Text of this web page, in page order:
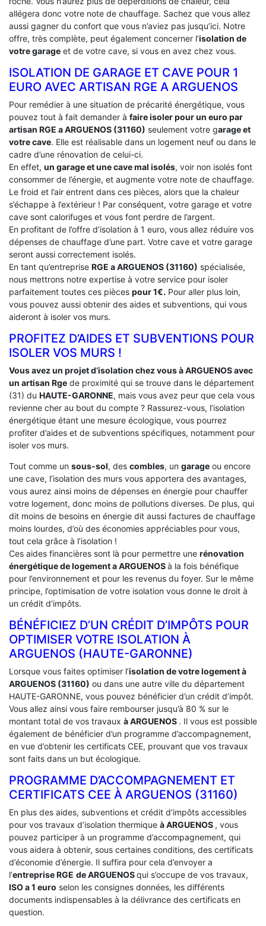
allégera donc votre note de chauffage. Sachez que vous allez
aussi gagner du confort que vous n’aviez pas jusqu’ici. Notre
offre, très complète, peut également concerner l’isolation de
votre garage et de votre cave, si vous en avez chez vous.
ISOLATION DE GARAGE ET CAVE POUR 1
EURO AVEC ARTISAN RGE A ARGUENOS
Pour remédier à une situation de précarité énergétique, vous
pouvez tout à fait demander à faire isoler pour un euro par
artisan RGE a ARGUENOS (31160) seulement votre garage et
votre cave. Elle est réalisable dans un logement neuf ou dans le
cadre d’une rénovation de celui-ci.
En effet, un garage et une cave mal isolés, voir non isolés font
consommer de l’énergie, et augmente votre note de chauffage.
Le froid et l’air entrent dans ces pièces, alors que la chaleur
s’échappe à l’extérieur ! Par conséquent, votre garage et votre
cave sont calorifuges et vous font perdre de l’argent.
En profitant de l’offre d’isolation à 1 euro, vous allez réduire vos
dépenses de chauffage d’une part. Votre cave et votre garage
seront aussi correctement isolés.
En tant qu’entreprise RGE a ARGUENOS (31160) spécialisée,
nous mettrons notre expertise à votre service pour isoler
parfaitement toutes ces pièces pour 1€. Pour aller plus loin,
vous pouvez aussi obtenir des aides et subventions, qui vous
aideront à isoler vos murs.
PROFITEZ D’AIDES ET SUBVENTIONS POUR
ISOLER VOS MURS !
Vous avez un projet d’isolation chez vous à ARGUENOS avec
un artisan Rge de proximité qui se trouve dans le département
(31) du HAUTE-GARONNE, mais vous avez peur que cela vous
revienne cher au bout du compte ? Rassurez-vous, l’isolation
énergétique étant une mesure écologique, vous pourrez
profiter d’aides et de subventions spécifiques, notamment pour
isoler vos murs.
Tout comme un sous-sol, des combles, un garage ou encore
une cave, l’isolation des murs vous apportera des avantages,
vous aurez ainsi moins de dépenses en énergie pour chauffer
votre logement, donc moins de pollutions diverses. De plus, qui
dit moins de besoins en énergie dit aussi factures de chauffage
moins lourdes, d’où des économies appréciables pour vous,
tout cela grâce à l’isolation !
Ces aides financières sont là pour permettre une rénovation
énergétique de logement aARGUENOSà la fois bénéfique
pour l’environnement et pour les revenus du foyer. Sur le même
principe, l’optimisation de votre isolation vous donne le droit à
un crédit d’impôts.
BÉNÉFICIEZ D’UN CRÉDIT D’IMPÔTS POUR
OPTIMISER VOTRE ISOLATION À
‎ARGUENOS (HAUTE-GARONNE)
Lorsque vous faites optimiser l’isolation de votre logement à
ARGUENOS (31160) ou dans une autre ville du département
HAUTE-GARONNE, vous pouvez bénéficier d’un crédit d’impôt.
Vous allez ainsi vous faire rembourser jusqu’à 80 % sur le
montant total de vos travaux à ARGUENOS . Il vous est possible
également de bénéficier d’un programme d’accompagnement,
en vue d’obtenir les certificats CEE, prouvant que vos travaux
sont faits dans un but écologique.
PROGRAMME D’ACCOMPAGNEMENT ET
CERTIFICATS CEE À ‎ARGUENOS (31160)
En plus des aides, subventions et crédit d’impôts accessibles
pour vos travaux d’isolation thermique à ARGUENOS , vous
pouvez participer à un programme d’accompagnement, qui
vous aidera à obtenir, sous certaines conditions, des certificats
d’économie d’énergie. Il suffira pour cela d’envoyer a
l’entreprise RGE de ARGUENOSqui s’occupe de vos travaux,
ISO a 1 euro selon les consignes données, les différents
documents indispensables à la délivrance des certificats en
question.